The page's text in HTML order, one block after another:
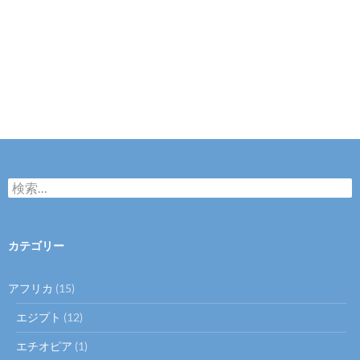
検
索
カテゴリー
アフリカ (15)
エジプト (12)
エチオピア (1)